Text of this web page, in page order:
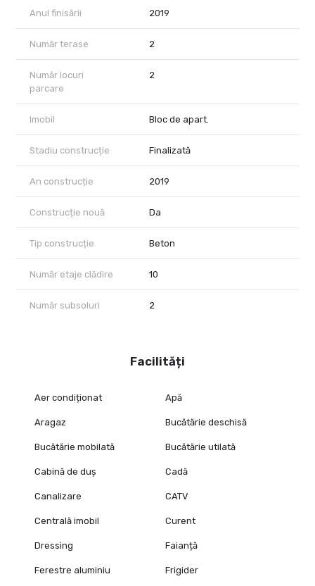
Anul finisării 2019
Număr terase 2
Număr locuri
parcare
2
Imobil Bloc de apart.
Stadiu construcție Finalizată
An construcție 2019
Construcție nouă Da
Tip construcție Beton
Număr etaje clădire 10
Număr subsoluri 2
Facilități
Aer condiționat Apă
Aragaz Bucătărie deschisă
Bucătărie mobilată Bucătărie utilată
Cabină de duș Cadă
Canalizare CATV
Centrală imobil Curent
Dressing Faianță
Ferestre aluminiu Frigider